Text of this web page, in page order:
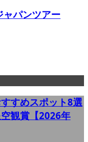
パンツアー
すめスポット8選
観賞【2026年